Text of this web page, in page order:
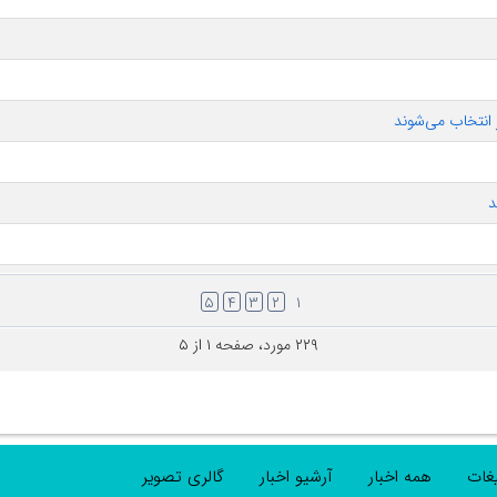
۱ ۲ ۳ ۴
۵
۲۲۹ مورد، صفحه ۱ از ۵
همه اخبار آرشیو اخبار گالری تصویر